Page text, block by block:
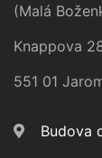
(Malá
Knappova
551 01
Budova